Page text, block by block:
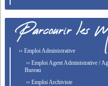
›› Emploi Administrative
›› Emploi Agent Administrative /
Bureau
›› Emploi Archiviste